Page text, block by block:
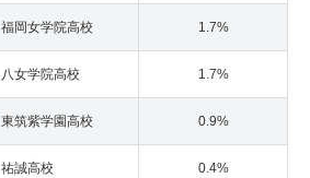
福岡女学院高校 1.7%
八女学院高校 1.7%
東筑紫学園高校 0.9%
祐誠高校 0.4%